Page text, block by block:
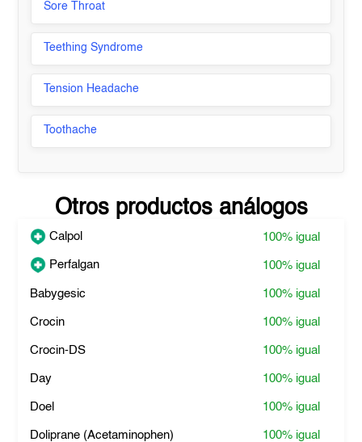
Sore Throat
Teething Syndrome
Tension Headache
Toothache
Otros productos análogos
Calpol 100% igual
Perfalgan 100% igual
Babygesic 100% igual
Crocin 100% igual
Crocin-DS 100% igual
Day 100% igual
Doel 100% igual
Doliprane (Acetaminophen) 100% igual